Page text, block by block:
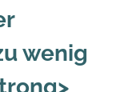
wenig